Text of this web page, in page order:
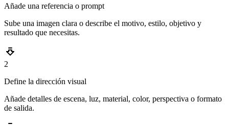
Añade una referencia o prompt
Sube una imagen clara o describe el motivo, estilo, objetivo y
resultado que necesitas.
2
Define la dirección visual
Añade detalles de escena, luz, material, color, perspectiva o formato
de salida.